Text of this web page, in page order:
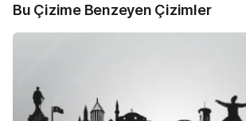
Bu Çizime Benzeyen Çizimler